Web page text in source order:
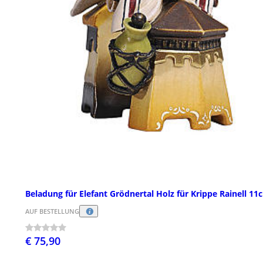
Beladung für Elefant Grödnertal Holz für Krippe Rainell
AUF BESTELLUNG
€ 75,90